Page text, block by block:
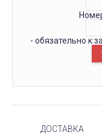
- обязательно к
ДОСТАВКА